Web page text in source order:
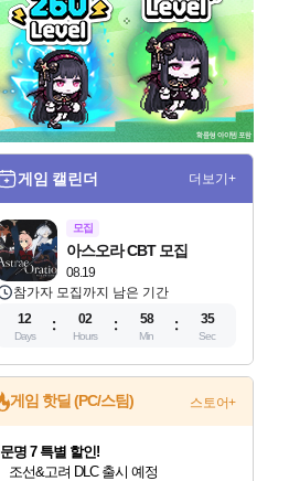
게임 캘린더 더보기+
모집
08.19
아스오라 CBT 모집
참가자 모집까지 남은 기간
12
Days
02
Hours
58
Min
34
Sec
게임 핫딜 (PC/스팀) 스토어+
문명 7 특별 할인!
조선&고려 DLC 출시 예정